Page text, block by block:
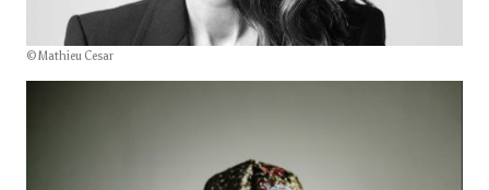
© Mathieu Cesar